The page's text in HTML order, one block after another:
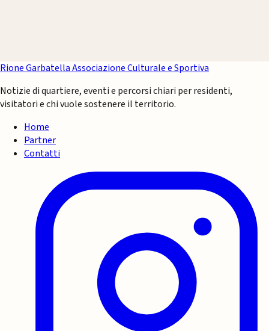
Rione GarbatellaAssociazione Culturale e Sportiva
Notizie di quartiere, eventi e percorsi chiari per residenti,
visitatori e chi vuole sostenere il territorio.
Home
Partner
Contatti